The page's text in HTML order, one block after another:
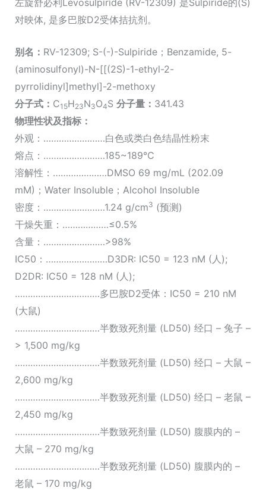
对映体, 是多巴胺D2受体拮抗剂。
别名： RV-12309; S-(-)-Sulpiride；Benzamide, 5-
(aminosulfonyl)-N-[[(2S)-1-ethyl-2-
pyrrolidinyl]methyl]-2-methoxy
分子式： C15H23N3O4S 分子量： 341.43
物理性状及指标：
外观：……………………白色或类白色结晶性粉末
熔点：……………………185~189℃
溶解性：…………………DMSO 69 mg/mL (202.09
mM)；Water Insoluble；Alcohol Insoluble
密度：……………………1.24 g/cm3 (预测)
干燥失重：………………≤0.5%
含量：……………………>98%
IC50：……………………D3DR: IC50 = 123 nM (人);
D2DR: IC50 = 128 nM (人);
……………………………多巴胺D2受体：IC50 = 210 nM
(大鼠)
……………………………半数致死剂量 (LD50) 经口 – 兔子 –
> 1,500 mg/kg
……………………………半数致死剂量 (LD50) 经口 – 大鼠 –
2,600 mg/kg
……………………………半数致死剂量 (LD50) 经口 – 老鼠 –
2,450 mg/kg
……………………………半数致死剂量 (LD50) 腹膜内的 –
大鼠 – 270 mg/kg
……………………………半数致死剂量 (LD50) 腹膜内的 –
老鼠 – 170 mg/kg